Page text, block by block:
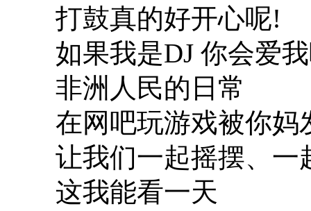
打鼓真的好开心呢!
如果我是DJ 你会爱
非洲人民的日常
在网吧玩游戏被你妈
让我们一起摇摆、一
这我能看一天